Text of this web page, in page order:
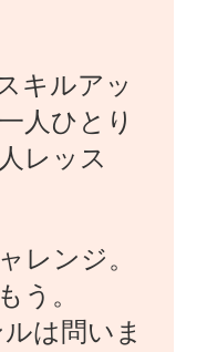
キルアッ
人ひとり
レッス
レンジ。
う。
は問いま